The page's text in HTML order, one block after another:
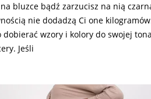
bluzce bądź zarzucisz na nią
nie dodadzą Ci one
dobierać wzory i kolory do swojej
Jeśli